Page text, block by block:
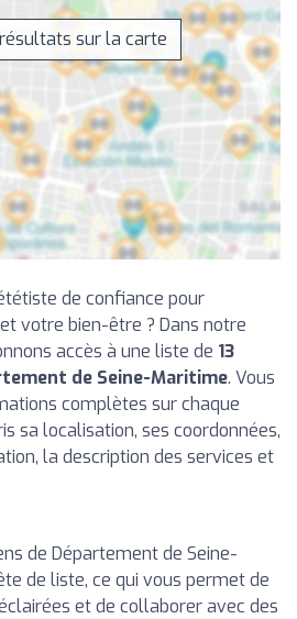
sur la carte
de confiance pour
votre bien-être ? Dans notre
accès à une liste de 13
de Seine-Maritime. Vous
complètes sur chaque
sa localisation, ses coordonnées,
la description des services et
de Département de Seine-
de liste, ce qui vous permet de
et de collaborer avec des